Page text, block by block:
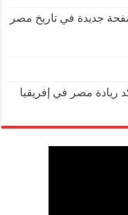
جديدة في تاريخ مصر
ريادة مصر في إفريقيا